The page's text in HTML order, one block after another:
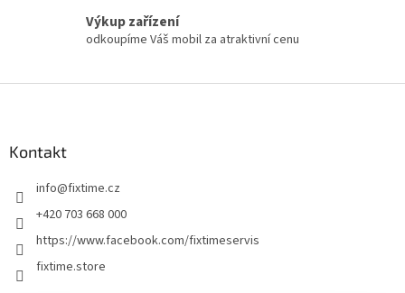
Výkup zařízení
odkoupíme Váš mobil za atraktivní cenu
Kontakt
info@fixtime.cz
+420 703 668 000
https://www.facebook.com/fixtimeservis
fixtime.store